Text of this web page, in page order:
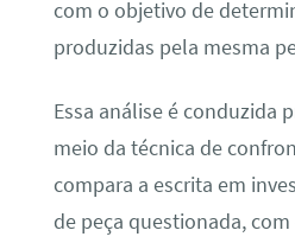
com o objetivo de
produzidas pela mesma
Essa análise é conduzida
meio da técnica de
compara a escrita em
de peça questionada,